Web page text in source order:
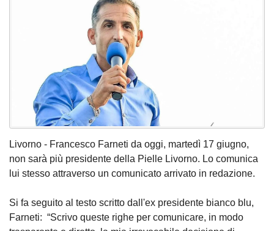
Livorno - Francesco Farneti da oggi, martedì 17 giugno,
non sarà più presidente della Pielle Livorno. Lo comunica
lui stesso attraverso un comunicato arrivato in redazione.
Si fa seguito al testo scritto dall'ex presidente bianco blu,
Farneti: “Scrivo queste righe per comunicare, in modo